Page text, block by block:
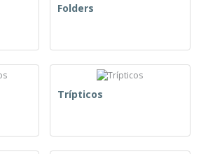
Folders
Trípticos